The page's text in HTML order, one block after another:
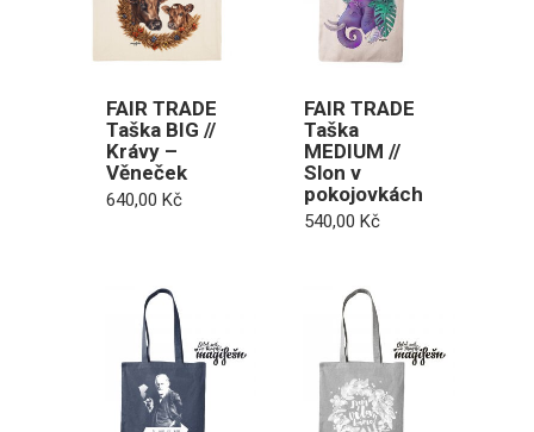
FAIR TRADE
Taška BIG //
Krávy –
Věneček
640,00 Kč
FAIR TRADE
Taška
MEDIUM //
Slon v
pokojovkách
540,00Kč